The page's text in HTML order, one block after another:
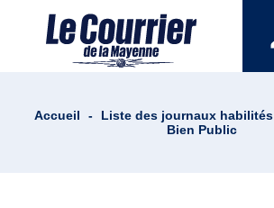
Accueil - Liste des journaux habilités
Bien Public